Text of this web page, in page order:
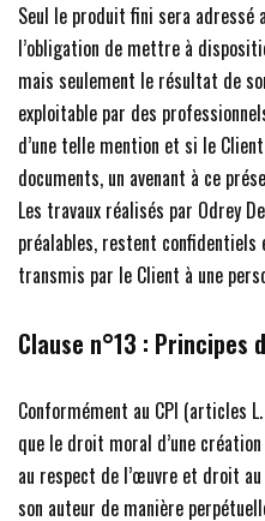
Seul le produit fini sera adressé
l’obligation de mettre à
mais seulement le résultat de
exploitable par des
d’une telle mention et si le
documents, un avenant à ce
Les travaux réalisés par Odrey
préalables, restent confidentiels
transmis par le Client à une
Clause n°13 : Principes
Conformément au CPI (articles
que le droit moral d’une
au respect de l’œuvre et droit
son auteur de manière